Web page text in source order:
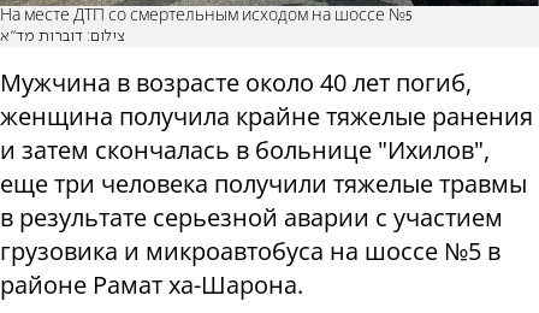
На месте ДТП со смертельным исходом на шоссе №5
צילום: דוברות מד"א
Мужчина в возрасте около 40 лет погиб,
женщина получила крайне тяжелые ранения
и затем скончалась в больнице "Ихилов",
еще три человека получили тяжелые травмы
в результате серьезной аварии с участием
грузовика и микроавтобуса на шоссе №5 в
районе Рамат ха-Шарона.